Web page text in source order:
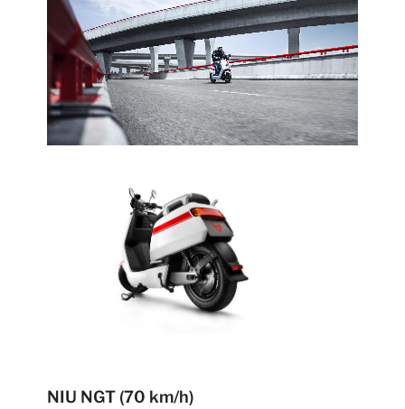
NIU NGT (70 km/h)